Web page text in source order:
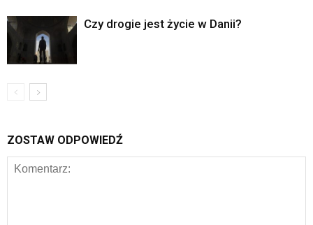
Czy drogie jest życie w Danii?
ZOSTAW ODPOWIEDŹ